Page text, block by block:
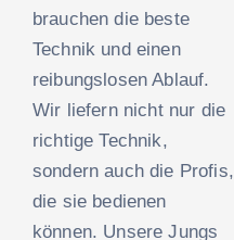
brauchen die beste
Technik und einen
reibungslosen Ablauf.
Wir liefern nicht nur die
richtige Technik,
sondern auch die Profis,
die sie bedienen
können. Unsere Jungs